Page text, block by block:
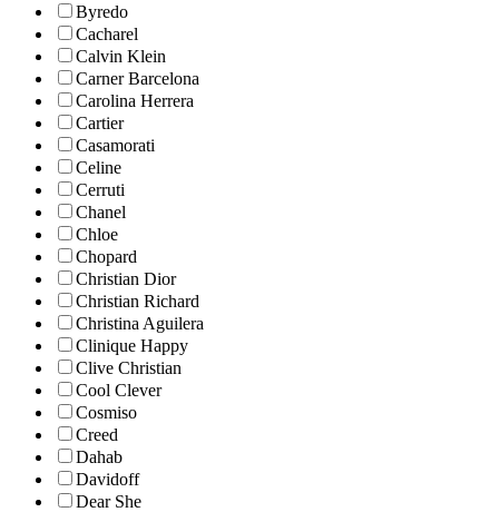
Byredo
Cacharel
Calvin Klein
Carner Barcelona
Carolina Herrera
Cartier
Casamorati
Celine
Cerruti
Chanel
Chloe
Chopard
Christian Dior
Christian Richard
Christina Aguilera
Clinique Happy
Clive Christian
Cool Clever
Cosmiso
Creed
Dahab
Davidoff
Dear She